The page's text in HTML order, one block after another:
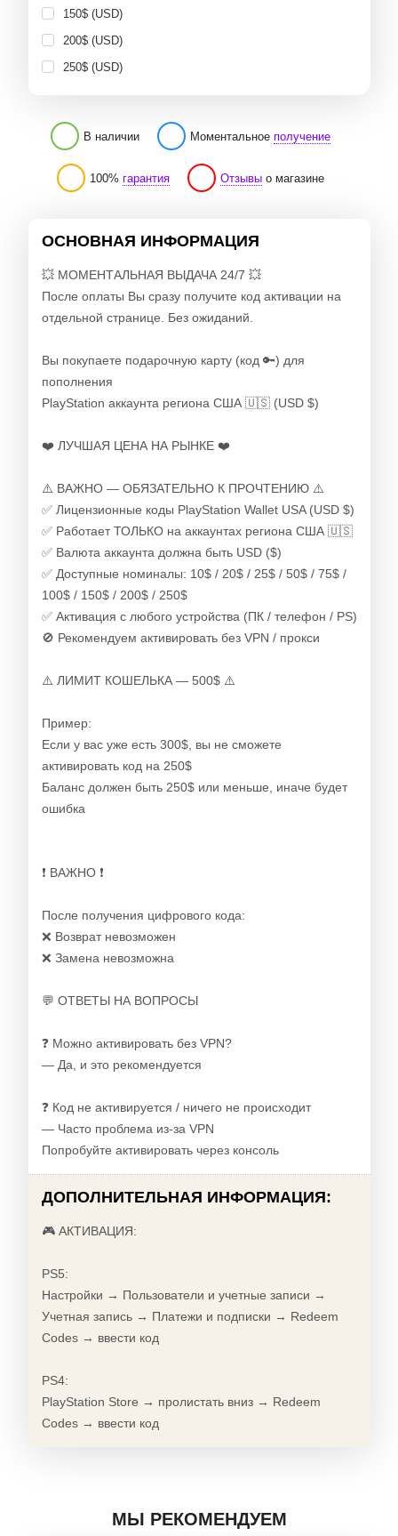
150$ (USD)
200$ (USD)
250$ (USD)
В наличии Моментальное получение
100% гарантия Отзывыо магазине
ОСНОВНАЯ ИНФОРМАЦИЯ
💥 МОМЕНТАЛЬНАЯ ВЫДАЧА 24/7 💥
После оплаты Вы сразу получите код активации на
отдельной странице. Без ожиданий.
Вы покупаете подарочную карту (код 🔑) для
пополнения
PlayStation аккаунта региона США 🇺🇸 (USD $)
❤️ ЛУЧШАЯ ЦЕНА НА РЫНКЕ ❤️
⚠️ ВАЖНО — ОБЯЗАТЕЛЬНО К ПРОЧТЕНИЮ ⚠️
✅ Лицензионные коды PlayStation Wallet USA (USD $)
✅ Работает ТОЛЬКО на аккаунтах региона США 🇺🇸
✅ Валюта аккаунта должна быть USD ($)
✅ Доступные номиналы: 10$ / 20$ / 25$ / 50$ / 75$ /
100$ / 150$ / 200$ / 250$
✅ Активация с любого устройства (ПК / телефон / PS)
🚫 Рекомендуем активировать без VPN / прокси
⚠️ ЛИМИТ КОШЕЛЬКА — 500$ ⚠️
Пример:
Если у вас уже есть 300$, вы не сможете
активировать код на 250$
Баланс должен быть 250$ или меньше, иначе будет
ошибка
❗️ ВАЖНО ❗️
После получения цифрового кода:
❌ Возврат невозможен
❌ Замена невозможна
💬 ОТВЕТЫ НА ВОПРОСЫ
❓ Можно активировать без VPN?
— Да, и это рекомендуется
❓ Код не активируется / ничего не происходит
— Часто проблема из-за VPN
Попробуйте активировать через консоль
ДОПОЛНИТЕЛЬНАЯ ИНФОРМАЦИЯ:
🎮 АКТИВАЦИЯ:
PS5:
Настройки → Пользователи и учетные записи →
Учетная запись → Платежи и подписки → Redeem
Codes → ввести код
PS4:
PlayStation Store → пролистать вниз → Redeem
Codes → ввести код
МЫ РЕКОМЕНДУЕМ